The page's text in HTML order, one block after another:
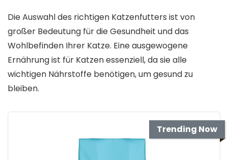
Die Auswahl des richtigen Katzenfutters ist von
großer Bedeutung für die Gesundheit und das
Wohlbefinden Ihrer Katze. Eine ausgewogene
Ernährung ist für Katzen essenziell, da sie alle
wichtigen Nährstoffe benötigen, um gesund zu
bleiben.
Trending Now